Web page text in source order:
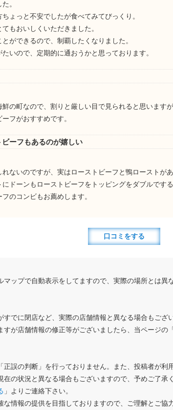
。
ょっと不安でしたが食べてみてびっくり。
もおいしくいただきました。
ができるので、制覇したくなりました。
いので、定期的に通おうかと思っております。
の町なので、割りと厳しい目で見られると思います
フがおすすめです。
ーフもあるのが嬉しい
ないのですが、実はローストビーフと鴨ローストが
にドーンもローストビーフをトッピングをダブルです
のコンビもお薦めします。
口コミをする
ップで自動表示をしてますので、実際の場所とは異
すでに閉店など、実際の店舗情報と異なる場合もご
が店舗情報の修正等がございましたら、当ページの「
正誤の判断」を行っておりません。また、投稿者が
在の状況と異なる場合もございますので、予めご了
」よりご連絡下さい。
情報の提供を目指しておりますので、ご理解とご協